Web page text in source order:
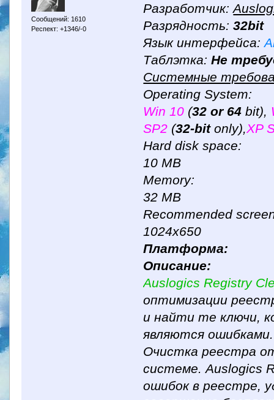
Сообщений: 1610
Респект: +1346/-0
Разработчик:
Разрядность:32bit
Язык интерфейса:
Таблэтка:Не
Системные
Operating System:
Win 10 (32 or 64 bit),
SP2 (32-bitonly),XP
Hard disk space:
10 MB
Memory:
32 MB
Recommended
1024x650
Платформа:
Описание:
Auslogics Registry
оптимизации
и найти те ключи,
являются ошибками.
Очистка реестра
системе. Auslogics
ошибок в реестре,